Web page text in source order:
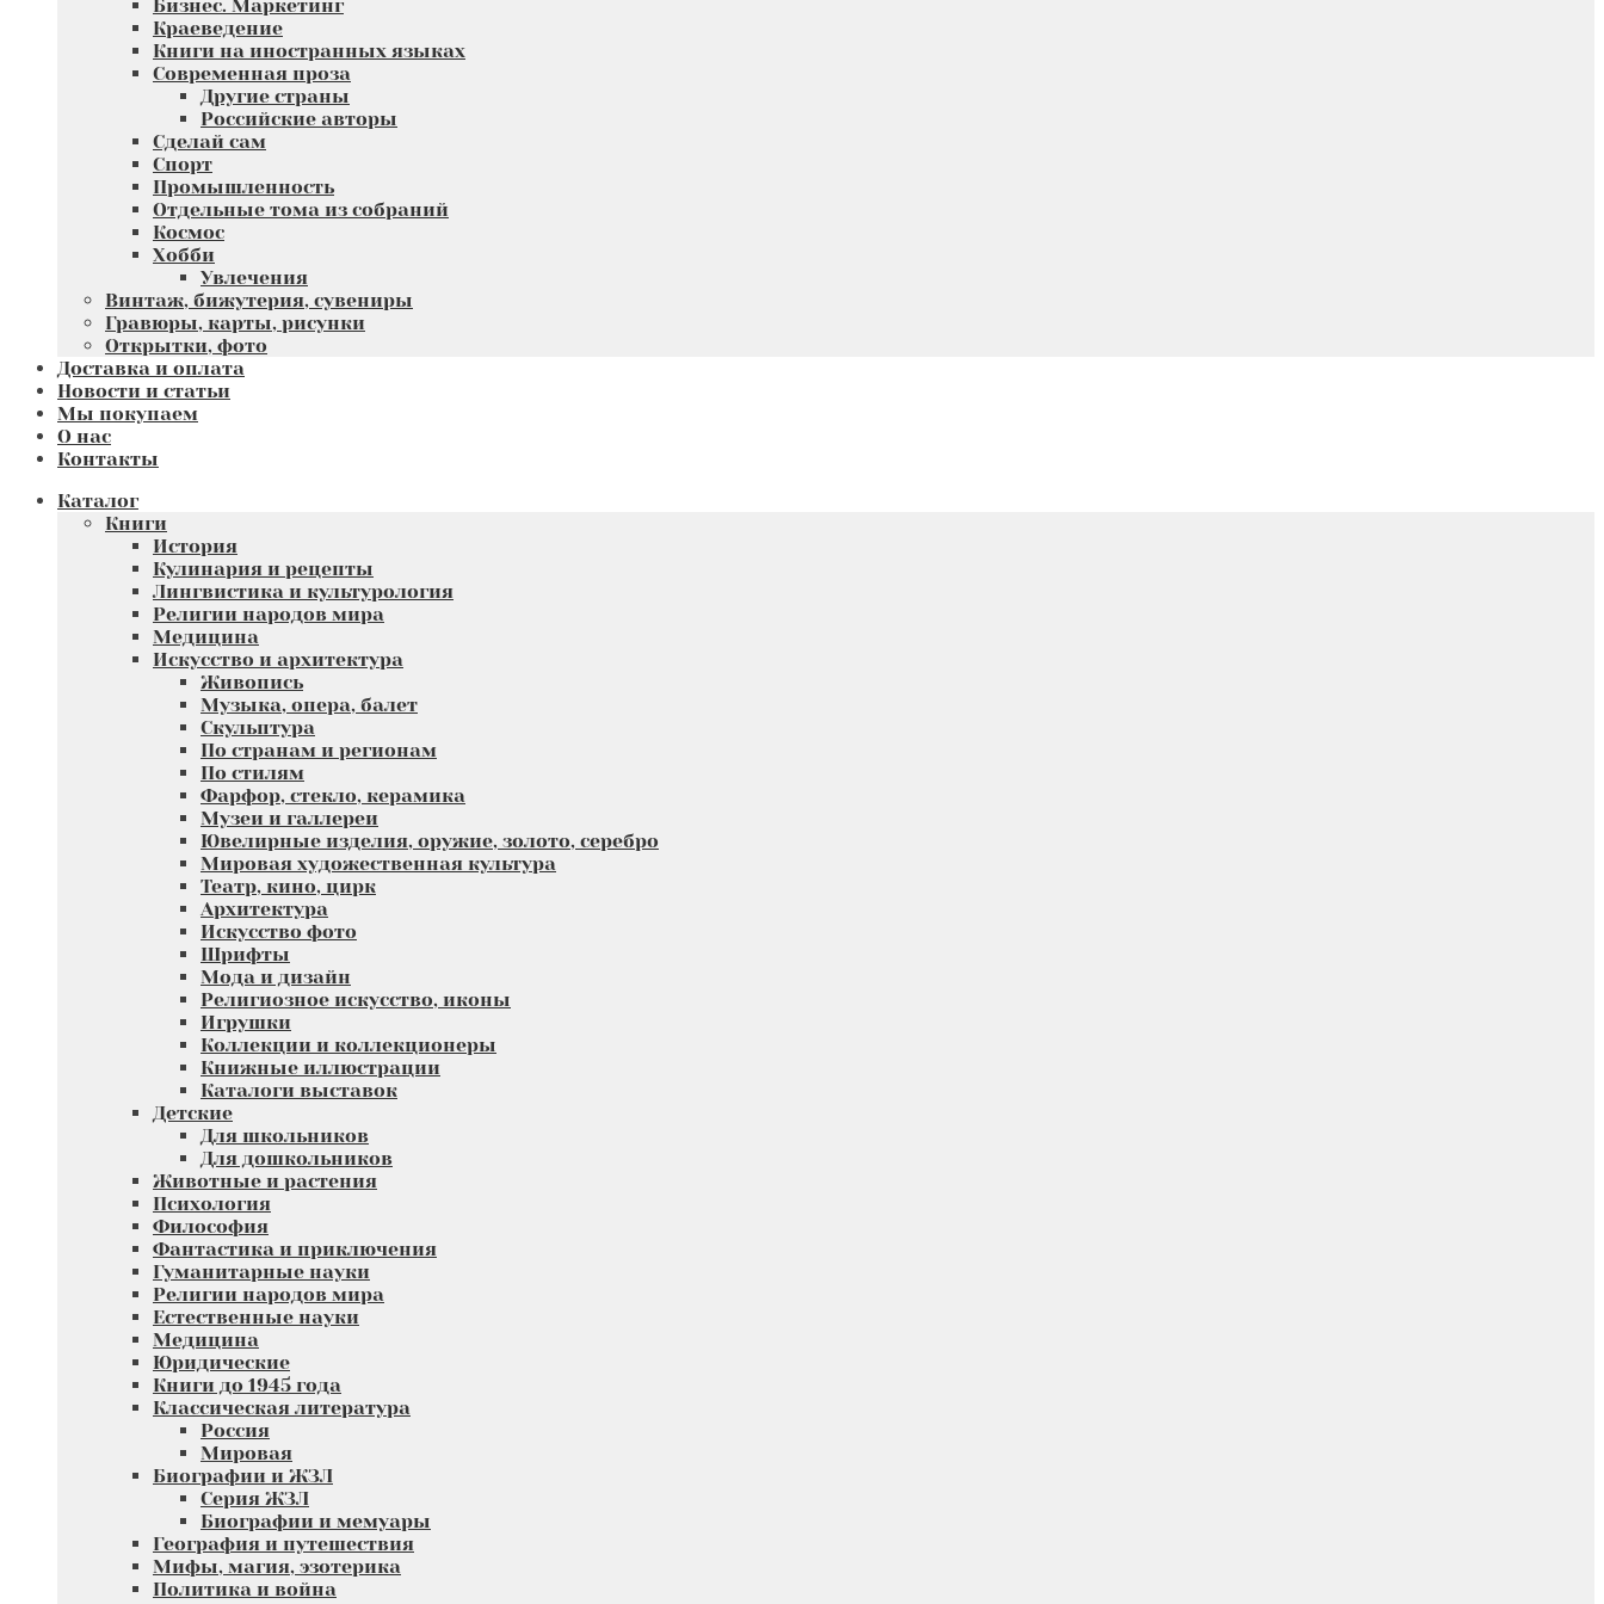
Бизнес. Маркетинг
Краеведение
Книги на иностранных языках
Современная проза
Другие страны
Российские авторы
Сделай сам
Спорт
Промышленность
Отдельные тома из собраний
Космос
Хобби
Увлечения
Винтаж, бижутерия, сувениры
Гравюры, карты, рисунки
Открытки, фото
Доставка и оплата
Новости и статьи
Мы покупаем
О нас
Контакты
Каталог
Книги
История
Кулинария и рецепты
Лингвистика и культурология
Религии народов мира
Медицина
Искусство и архитектура
Живопись
Музыка, опера, балет
Скульптура
По странам и регионам
По стилям
Фарфор, стекло, керамика
Музеи и галлереи
Ювелирные изделия, оружие, золото, серебро
Мировая художественная культура
Театр, кино, цирк
Архитектура
Искусство фото
Шрифты
Мода и дизайн
Религиозное искусство, иконы
Игрушки
Коллекции и коллекционеры
Книжные иллюстрации
Каталоги выставок
Детские
Для школьников
Для дошкольников
Животные и растения
Психология
Философия
Фантастика и приключения
Гуманитарные науки
Религии народов мира
Естественные науки
Медицина
Юридические
Книги до 1945 года
Классическая литература
Россия
Мировая
Биографии и ЖЗЛ
Серия ЖЗЛ
Биографии и мемуары
География и путешествия
Мифы, магия, эзотерика
Политика и война